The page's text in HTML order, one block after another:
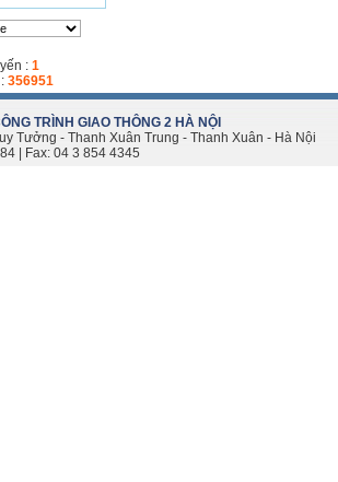
: 1
356951
TRÌNH GIAO THÔNG 2 HÀ NỘI
Tưởng - Thanh Xuân Trung - Thanh Xuân - Hà Nội
| Fax: 04 3 854 4345